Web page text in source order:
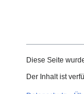
Diese Seite
Der Inhalt ist